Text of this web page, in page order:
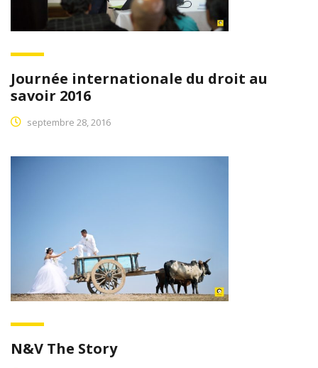
Journée internationale du droit au
savoir 2016
septembre 28, 2016
N&V The Story